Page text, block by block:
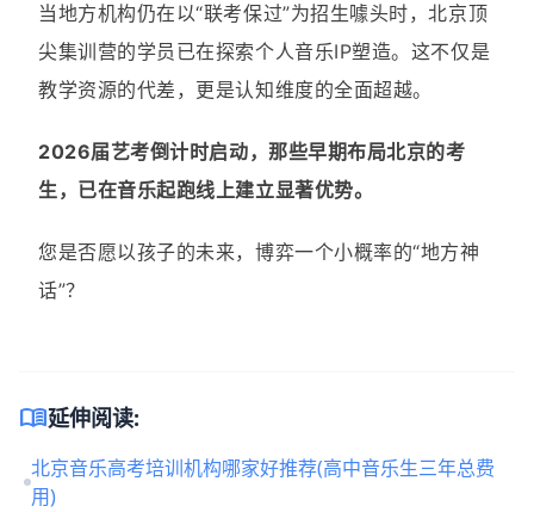
当地方机构仍在以“联考保过”为招生噱头时，北京顶
尖集训营的学员已在探索个人音乐IP塑造。这不仅是
教学资源的代差，更是认知维度的全面超越。
2026届艺考倒计时启动，那些早期布局北京的考
生，已在音乐起跑线上建立显著优势。
您是否愿以孩子的未来，博弈一个小概率的“地方神
话”？
menu_book延伸阅读:
北京音乐高考培训机构哪家好推荐(高中音乐生三年总费
用)